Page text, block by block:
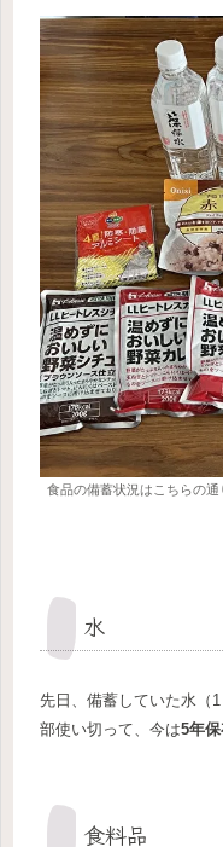
食品の備蓄状況はこちらの通
水
先日、備蓄していた水（
部使い切って、今は5年保
食料品